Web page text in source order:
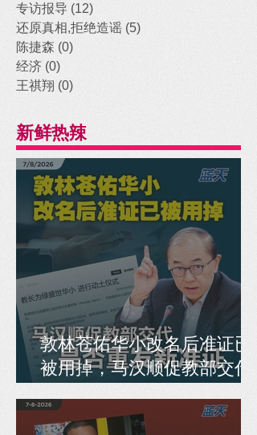
专访报导 (12)
还原真相,拒绝造谣 (5)
陈捷森 (0)
经济 (0)
王祺翔 (0)
新鲜热辣
敦林苍佑华小改名后准证已
被用掉，马汉顺促教部交代